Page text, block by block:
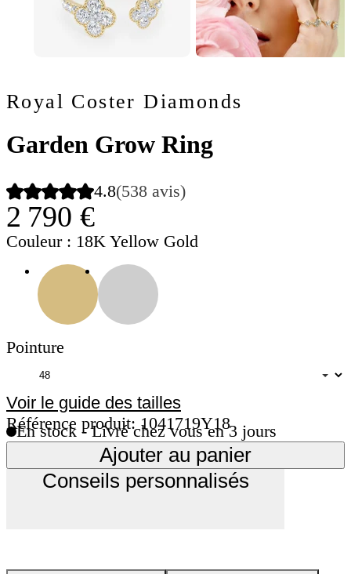
Royal Coster Diamonds
Garden Grow Ring
4.8(538 avis)
2 790 €
Couleur : 18K Yellow Gold
Pointure
Voir le guide des tailles
Référence produit: 1041719Y18
En stock - Livré chez vous en 3 jours
Ajouter au panier
Conseils personnalisés